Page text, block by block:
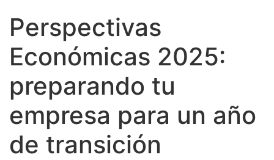
Perspectivas
Económicas 2025:
preparando tu
empresa para un año
de transición